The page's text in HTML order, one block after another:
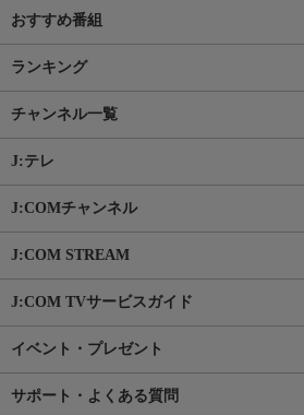
おすすめ番組
ランキング
チャンネル一覧
J:テレ
J:COMチャンネル
J:COM STREAM
J:COM TVサービスガイド
イベント・プレゼント
サポート・よくある質問